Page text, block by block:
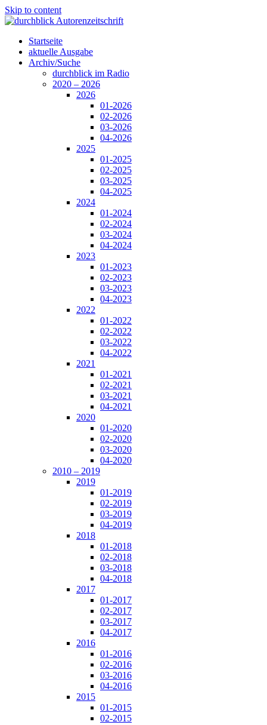
Skip to content
Startseite
aktuelle Ausgabe
Archiv/Suche
durchblick im Radio
2020 – 2026
2026
01-2026
02-2026
03-2026
04-2026
2025
01-2025
02-2025
03-2025
04-2025
2024
01-2024
02-2024
03-2024
04-2024
2023
01-2023
02-2023
03-2023
04-2023
2022
01-2022
02-2022
03-2022
04-2022
2021
01-2021
02-2021
03-2021
04-2021
2020
01-2020
02-2020
03-2020
04-2020
2010 – 2019
2019
01-2019
02-2019
03-2019
04-2019
2018
01-2018
02-2018
03-2018
04-2018
2017
01-2017
02-2017
03-2017
04-2017
2016
01-2016
02-2016
03-2016
04-2016
2015
01-2015
02-2015